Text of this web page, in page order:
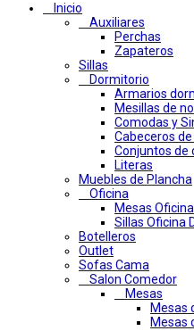
Inicio
Auxiliares
Perchas
Zapateros
Sillas
Dormitorio
Armarios
Mesillas de
Comodas y
Cabeceros
Conjuntos de
Literas
Muebles de Plancha
Oficina
Mesas
Sillas Oficina
Botelleros
Outlet
Sofas Cama
Salon Comedor
Mesas
Mesas
Mesas